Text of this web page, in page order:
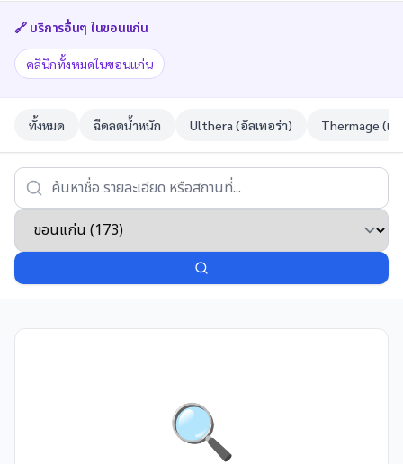
🔗 บริการอื่นๆ ในขอนแก่น
คลินิกทั้งหมดในขอนแก่น
ทั้งหมด ฉีดลดน้ำหนัก Ulthera (อัลเทอร่า) Thermage (เท
🔍